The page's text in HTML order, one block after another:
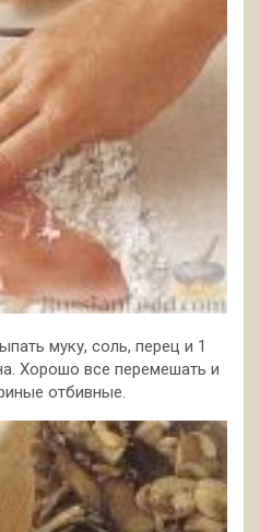
муку, соль, перец и 1
Хорошо все перемешать и
отбивные.